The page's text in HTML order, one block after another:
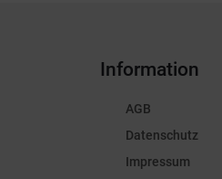
Information
AGB
Datenschutz
Impressum